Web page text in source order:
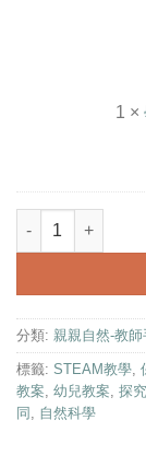
1 ×
《我的身體》學
分類: 親親自然-教師
標籤: STEAM教學
教案 幼兒教案 探
同
自然科學